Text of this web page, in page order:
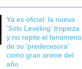
Ya es oficial: la nueva
'Solo Leveling' tropieza
y no repite el fenómeno
de su 'predecesora'
como gran anime del
año